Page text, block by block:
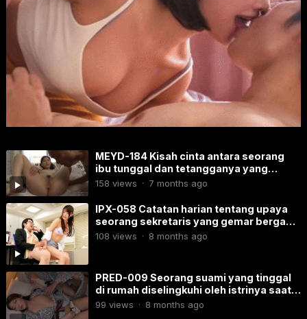
MEYD-184 Kisah cinta antara seorang
ibu tunggal dan tetangganya yang
berusia 60-an.
158 views · 7 months ago
IPX-058 Catatan harian tentang upaya
seorang sekretaris yang gemar berganti
pasangan dalam merayu wanita.
108 views · 8 months ago
PRED-009 Seorang suami yang tinggal
di rumah diselingkuhi oleh istrinya saat
istrinya sedang berlibur bersama rekan-
99 views · 8 months ago